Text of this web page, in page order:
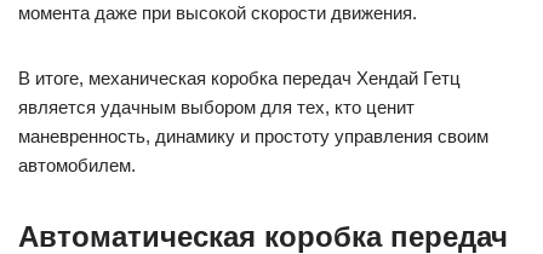
момента даже при высокой скорости движения.
В итоге, механическая коробка передач Хендай Гетц
является удачным выбором для тех, кто ценит
маневренность, динамику и простоту управления своим
автомобилем.
Автоматическая коробка передач